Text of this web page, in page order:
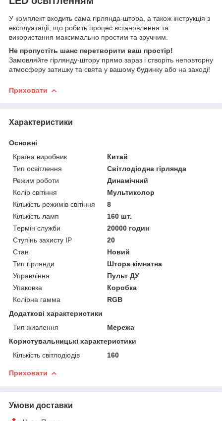
У комплект входить сама гірлянда-штора, а також інструкція з
експлуатації, що робить процес встановлення та
використання максимально простим та зручним.
Не пропустіть шанс перетворити ваш простір!
Замовляйте гірлянду-штору прямо зараз і створіть неповторну
атмосферу затишку та свята у вашому будинку або на заході!
Приховати
Характеристики
Основні
Країна виробник
Китай
Тип освітлення
Світлодіодна гірлянда
Режим роботи
Динамічний
Колір світіння
Мультиколор
Кількість режимів світіння
8
Кількість ламп
160 шт.
Термін служби
20000 годин
Ступінь захисту IP
20
Стан
Новий
Тип гірлянди
Штора кімнатна
Управління
Пульт ДУ
Упаковка
Коробка
Колірна гамма
RGB
Додаткові характеристики
Тип живлення
Мережа
Користувальницькі характеристики
Кількість світлодіодів
160
Приховати
Умови доставки